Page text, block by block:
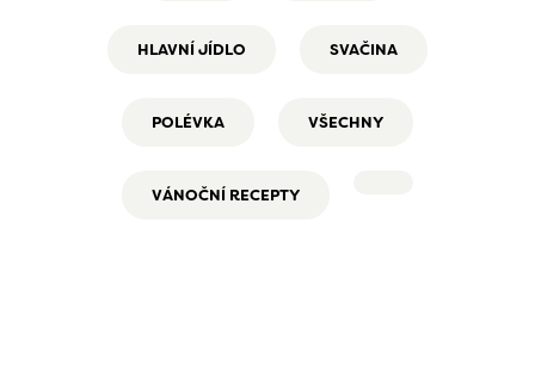
HLAVNÍ JÍDLO SVAČINA
POLÉVKA VŠECHNY
VÁNOČNÍ RECEPTY